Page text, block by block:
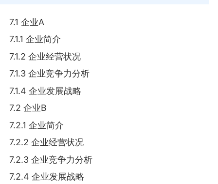
7.1 企业A
7.1.1 企业简介
7.1.2 企业经营状况
7.1.3 企业竞争力分析
7.1.4 企业发展战略
7.2 企业B
7.2.1 企业简介
7.2.2 企业经营状况
7.2.3 企业竞争力分析
7.2.4 企业发展战略